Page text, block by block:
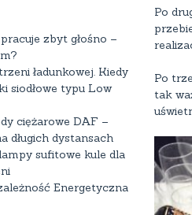
Po
Po
tak
zbyt głośno –
ładunkowej. Kiedy
siodłowe typu Low
ciężarowe DAF –
długich dystansach
sufitowe kule dla
Energetyczna